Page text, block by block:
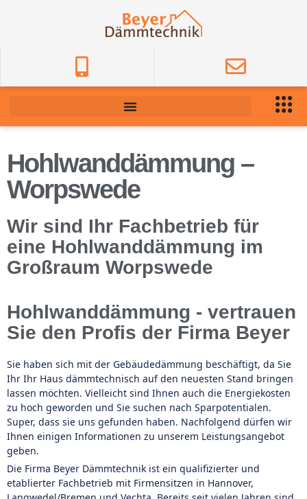
Hohlwanddämmung –
Worpswede
Wir sind Ihr Fachbetrieb für
eine Hohlwanddämmung im
Großraum Worpswede
Hohlwanddämmung - vertrauen
Sie den Profis der Firma Beyer
Sie haben sich mit der Gebäudedämmung beschäftigt, da Sie
Ihr Ihr Haus dämmtechnisch auf den neuesten Stand bringen
lassen möchten. Vielleicht sind Ihnen auch die Energiekosten
zu hoch geworden und Sie suchen nach Sparpotentialen.
Super, dass sie uns gefunden haben. Nachfolgend dürfen wir
Ihnen einigen Informationen zu unserem Leistungsangebot
geben.
Die Firma Beyer Dämmtechnik ist ein qualifizierter und
etablierter Fachbetrieb mit Firmensitzen in Hannover,